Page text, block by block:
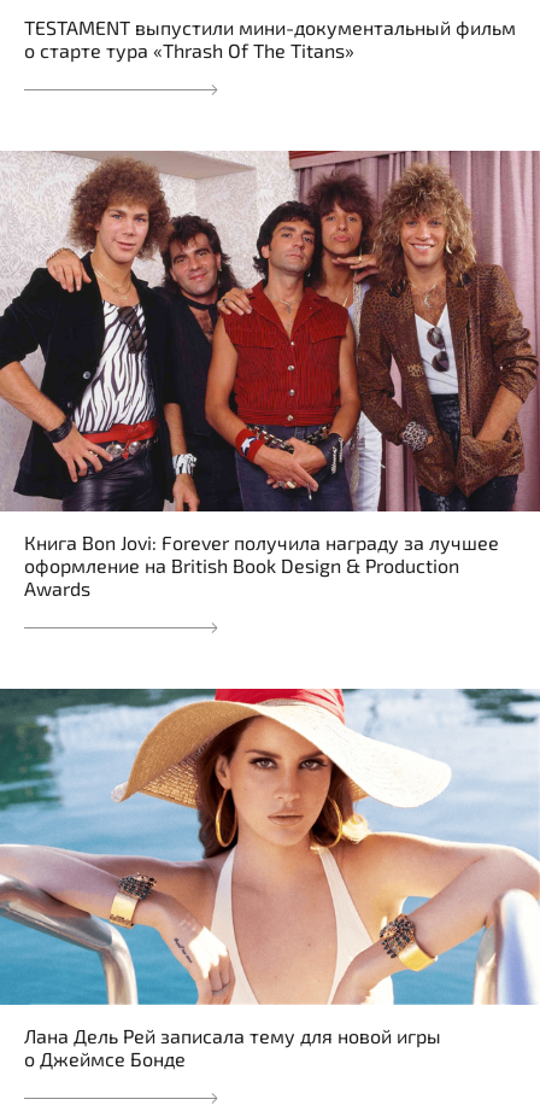
TESTAMENT выпустили мини-документальный фильм
о старте тура «Thrash Of The Titans»
Книга Bon Jovi: Forever получила награду за лучшее
оформление на British Book Design & Production
Awards
Лана Дель Рей записала тему для новой игры
о Джеймсе Бонде